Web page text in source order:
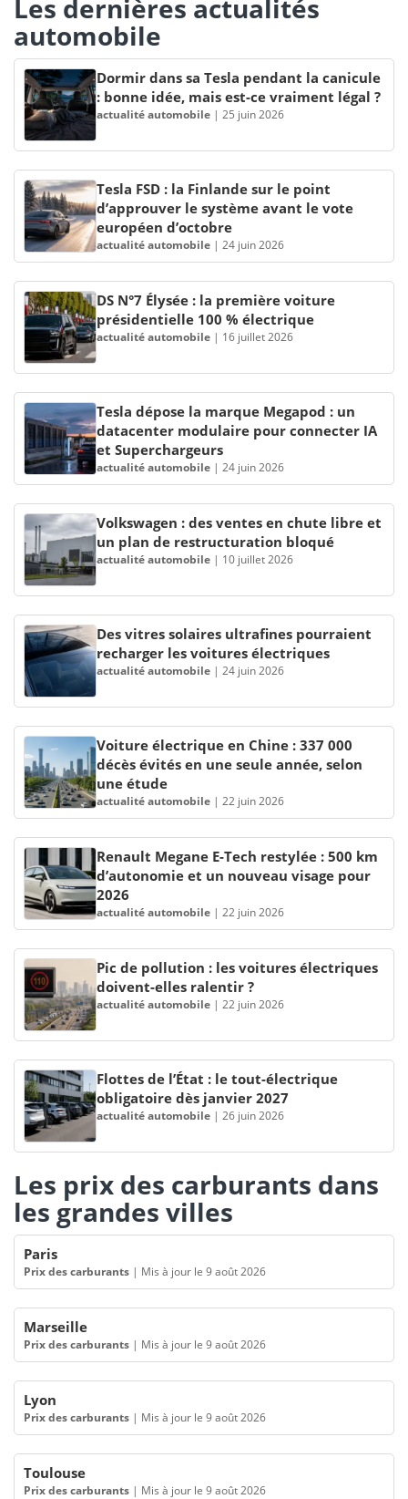
Les dernières actualités
automobile
Dormir dans sa Tesla pendant la canicule
: bonne idée, mais est-ce vraiment légal ?
actualité automobile | 25 juin 2026
Tesla FSD : la Finlande sur le point
d’approuver le système avant le vote
européen d’octobre
actualité automobile | 24 juin 2026
DS N°7 Élysée : la première voiture
présidentielle 100 % électrique
actualité automobile | 16 juillet 2026
Tesla dépose la marque Megapod : un
datacenter modulaire pour connecter IA
et Superchargeurs
actualité automobile | 24 juin 2026
Volkswagen : des ventes en chute libre et
un plan de restructuration bloqué
actualité automobile | 10 juillet 2026
Des vitres solaires ultrafines pourraient
recharger les voitures électriques
actualité automobile | 24 juin 2026
Voiture électrique en Chine : 337 000
décès évités en une seule année, selon
une étude
actualité automobile | 22 juin 2026
Renault Megane E-Tech restylée : 500 km
d’autonomie et un nouveau visage pour
2026
actualité automobile | 22 juin 2026
Pic de pollution : les voitures électriques
doivent-elles ralentir ?
actualité automobile | 22 juin 2026
Flottes de l’État : le tout-électrique
obligatoire dès janvier 2027
actualité automobile | 26 juin 2026
Les prix des carburants dans
les grandes villes
Paris
Prix des carburants | Mis à jour le 9 août 2026
Marseille
Prix des carburants | Mis à jour le 9 août 2026
Lyon
Prix des carburants | Mis à jour le 9 août 2026
Toulouse
Prix des carburants | Mis à jour le 9 août 2026